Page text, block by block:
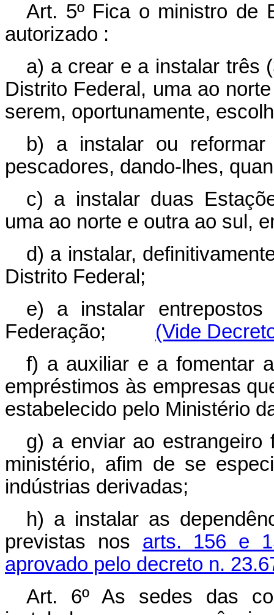
Art. 5º Fica o ministro de
autorizado :
a) a crear e a instalar três
Distrito Federal, uma ao
serem, oportunamente,
b) a instalar ou
pescadores, dando-lhes,
c) a instalar duas
uma ao norte e outra ao sul,
d) a instalar,
Distrito Federal;
e) a instalar
Federação; (Vide
f) a auxiliar e a fomentar
empréstimos às empresas
estabelecido pelo Ministério
g) a enviar ao estrangeiro
ministério, afim de se
indústrias derivadas;
h) a instalar as
previstas nos arts. 156 e
aprovado pelo decreto n.
Art. 6º As sedes das